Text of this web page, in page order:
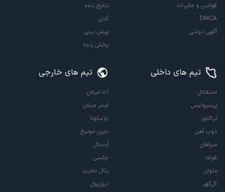
قوانین و مقررات
DMCA
آگهی دولتی
نتایج زنده
آنتن
پیش بینی
پخش زنده
تیم های داخلی
استقلال
پرسپولیس
تراکتور
ذوب آهن
سپاهان
فولاد
ملوان
گل‌گهر
تیم های خارجی
آث میلان
اینتر میلان
بارسلونا
بایرن مونیخ
آرسنال
چلسی
رئال مادرید
لیورپول